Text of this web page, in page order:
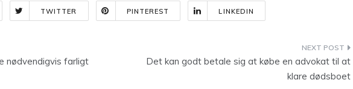
TWITTER PINTEREST LINKEDIN
nødvendigvis farligt
Det kan godt betale sig at købe en advokat til at
klare dødsboet